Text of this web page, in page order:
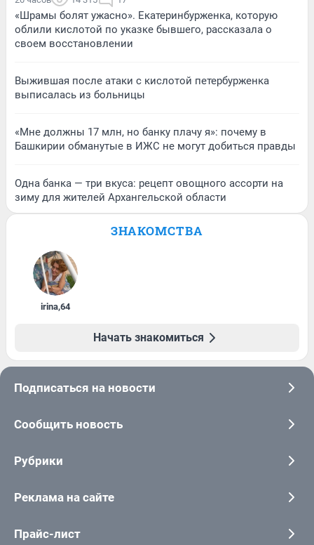
«Шрамы болят ужасно». Екатеринбурженка, которую
облили кислотой по указке бывшего, рассказала о
своем восстановлении
Выжившая после атаки с кислотой петербурженка
выписалась из больницы
«Мне должны 17 млн, но банку плачу я»: почему в
Башкирии обманутые в ИЖС не могут добиться правды
Одна банка — три вкуса: рецепт овощного ассорти на
зиму для жителей Архангельской области
ЗНАКОМСТВА
irina,64
Начать знакомиться
Подписаться на новости
Сообщить новость
Рубрики
Реклама на сайте
Прайс-лист